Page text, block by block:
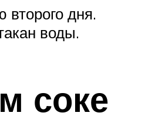
дня.
воды.
соке